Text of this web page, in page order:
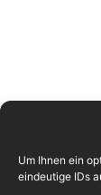
Um Ihnen ein
eindeutige IDs